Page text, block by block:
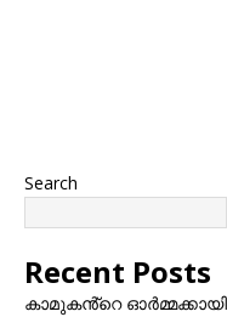
Search
Recent Posts
കാമുകൻ്റെ